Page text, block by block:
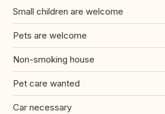
Small children are welcome
Pets are welcome
Non-smoking house
Pet care wanted
Car necessary